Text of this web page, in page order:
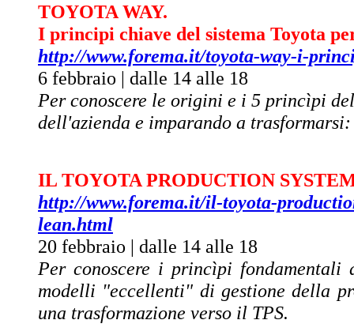
TOYOTA WAY.
I principi chiave del sistema Toyota
http://www.forema.it/toyota-way-i-
6 febbraio | dalle 14 alle 18
Per conoscere le origini e i 5 princìpi
dell'azienda e imparando a
IL TOYOTA PRODUCTION
http://www.forema.it/il-toyota-
lean.html
20 febbraio | dalle 14 alle 18
Per conoscere i princìpi fondamentali
modelli "eccellenti" di gestione della
una trasformazione verso il TPS.